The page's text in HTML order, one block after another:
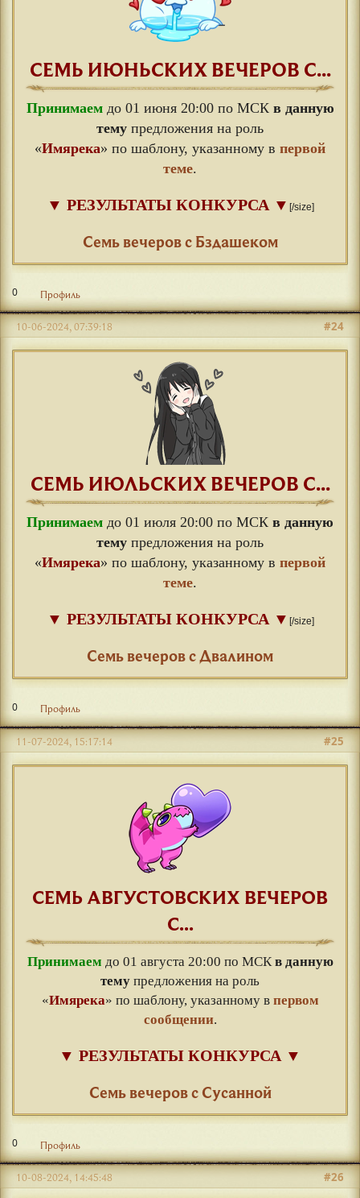
СЕМЬ ИЮНЬСКИХ ВЕЧЕРОВ С...
Принимаемдо 01 июня 20:00 по МСК в данную
тему предложения на роль
«Имярека» по шаблону, указанному в первой
теме.
▼ РЕЗУЛЬТАТЫ КОНКУРСА ▼ [/size]
Семь вечеров с Бздашеком
0 Профиль
#24
10-06-2024, 07:39:18
СЕМЬ ИЮЛЬСКИХ ВЕЧЕРОВ С...
Принимаем до 01 июля 20:00 по МСК в данную
тему предложения на роль
«Имярека» по шаблону, указанному в первой
теме.
▼ РЕЗУЛЬТАТЫ КОНКУРСА ▼ [/size]
Семь вечеров с Двалином
0 Профиль
#25
11-07-2024, 15:17:14
СЕМЬ АВГУСТОВСКИХ ВЕЧЕРОВ
С...
Принимаем до 01 августа 20:00 по МСК в данную
тему предложения на роль
«Имярека» по шаблону, указанному в первом
сообщении.
▼ РЕЗУЛЬТАТЫ КОНКУРСА ▼
Семь вечеров с Сусанной
0 Профиль
#26
10-08-2024, 14:45:48